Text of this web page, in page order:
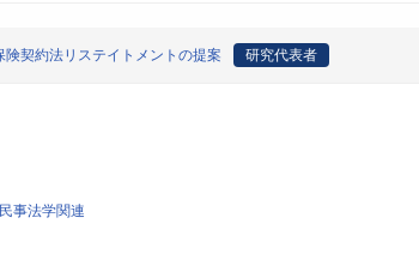
契約法リステイトメントの提案 研究代表者
事法学関連